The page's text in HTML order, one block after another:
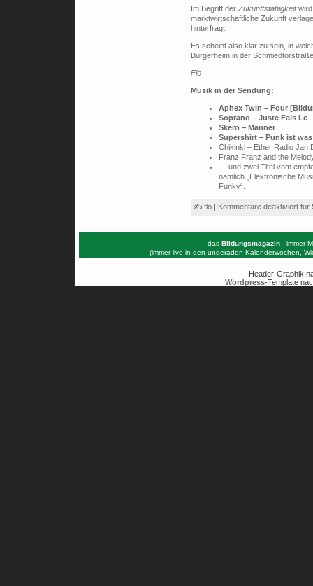
Im Begriff der Zukunftsfähigkeitwird
marktwirtschaftliche Zukunft
hinterfragt.
Es scheint also klar zu sein, in
Bürgerheim in der
Flo
Musik in der Sendung:
Aphex Twin – Four
Soprano – Juste Fais Le
Skero – Männer
Supershirt – Punk ist
Chikinki – Ether Radio Jan
Franz Franz and the
… und zwei Titel vom
nämlich „Elektronische
Funky“.
✍ flo | Kommentare deaktiviertfür
das Bildungsmagazin - immer
(immer live in den ungeraden Kalenderwochen,
Header-Graphik
Wordpress-Template